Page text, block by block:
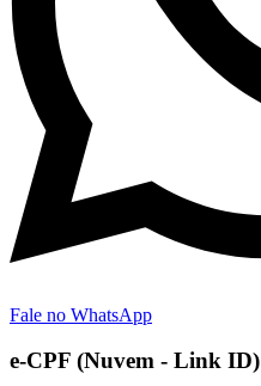
Fale no WhatsApp
e-CPF (Nuvem - Link ID)